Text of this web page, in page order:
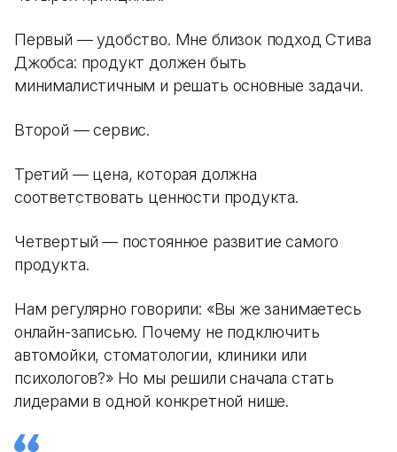
Первый — удобство. Мне близок подход Стива
Джобса: продукт должен быть
минималистичным и решать основные задачи.
Второй — сервис.
Третий — цена, которая должна
соответствовать ценности продукта.
Четвертый — постоянное развитие самого
продукта.
Нам регулярно говорили: «Вы же занимаетесь
онлайн-записью. Почему не подключить
автомойки, стоматологии, клиники или
психологов?» Но мы решили сначала стать
лидерами в одной конкретной нише.